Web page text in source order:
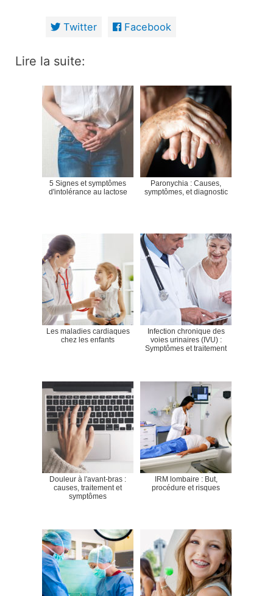
Twitter Facebook
Lire la suite:
5 Signes et symptômes
d'intolérance au lactose
Paronychia : Causes,
symptômes, et diagnostic
Les maladies cardiaques
chez les enfants
Infection chronique des
voies urinaires (IVU) :
Symptômes et traitement
Douleur à l'avant-bras :
causes, traitement et
symptômes
IRM lombaire : But,
procédure et risques